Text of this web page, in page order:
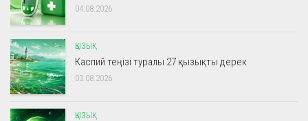
04.08.2026
ҚЫЗЫҚ
Каспий теңізі туралы 27 қызықты дерек
03.08.2026
ҚЫЗЫҚ